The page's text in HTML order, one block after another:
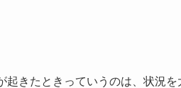
きたときっていうのは、状況を